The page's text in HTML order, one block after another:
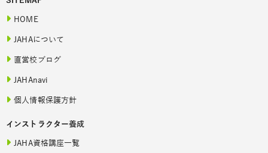
HOME
JAHAについて
直営校ブログ
JAHAnavi
個人情報保護方針
インストラクター養成
JAHA資格講座一覧